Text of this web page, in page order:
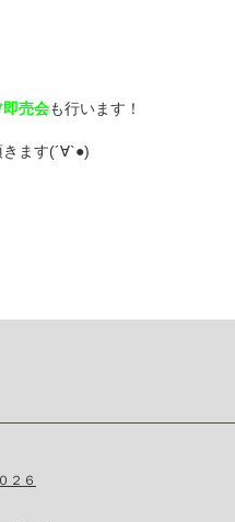
売会も行います！
ます(´∀`●)
２６